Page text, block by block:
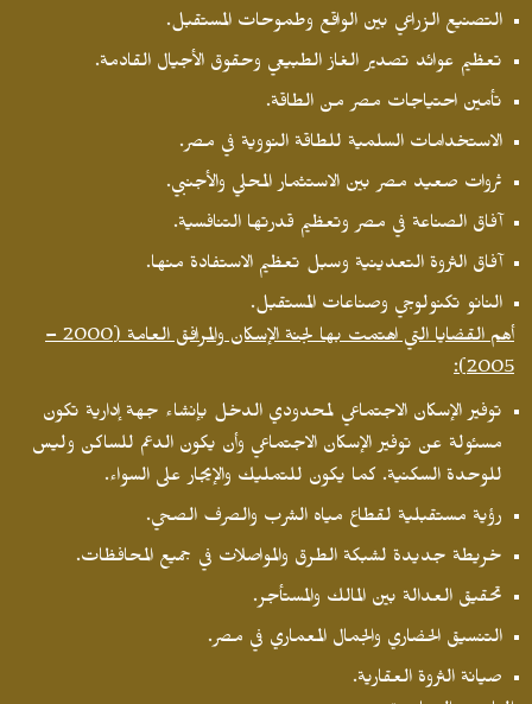
التصنيع الزراعي بين الواقع وطموحات المستقبل.
تعظيم عوائد تصدير الغاز الطبيعي وحقوق الأجيال القادمة.
تأمين احتياجات مصر من الطاقة.
الاستخدامات السلمية للطاقة النووية في مصر.
ثروات صعيد مصر بين الاستثمار المحلي والأجنبي.
آفاق الصناعة في مصر وتعظيم قدرتها التنافسية.
آفاق الثروة التعدينية وسبل تعظيم الاستفادة منها.
النانو تكنولوجي وصناعات المستقبل.
أهم القضايا التي اهتمت بها لجنة الإسكان والمرافق العامة (2000 –
2005):
توفير الإسكان الاجتماعي لمحدودي الدخل بإنشاء جهة إدارية تكون
مسئولة عن توفير الإسكان الاجتماعي وأن يكون الدعم للساكن وليس
للوحدة السكنية. كما يكون للتمليك والإيجار على السواء.
رؤية مستقبلية لقطاع مياه الشرب والصرف الصحي.
خريطة جديدة لشبكة الطرق والمواصلات في جميع المحافظات.
تحقيق العدالة بين المالك والمستأجر.
التنسيق الحضاري والجمال المعماري في مصر.
صيانة الثروة العقارية.